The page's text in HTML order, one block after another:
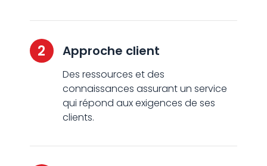
2 Approche client
Des ressources et des
connaissances assurant un service
qui répond aux exigences de ses
clients.